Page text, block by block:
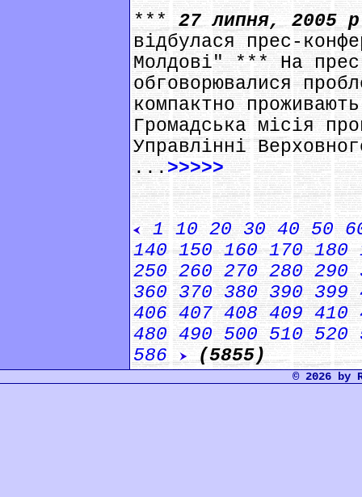
***27 липня, 2005
відбулася прес-
Молдові" *** На
обговорювалися
компактно
Громадська місія
Управлінні
...>>>>>
1 10 20 30 40 50
140 150 160 170 180
250 260 270 280 290
360 370 380 390 399
406 407 408 409 410
480 490 500 510 520
586
(5855)
© 2026 by